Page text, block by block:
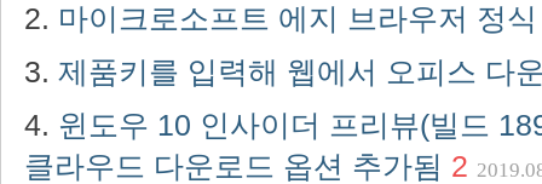
마이크로소프트 에지 브라우저 정
제품키를 입력해 웹에서 오피스 다
윈도우 10 인사이더 프리뷰(빌드
클라우드 다운로드 옵션 추가됨 2